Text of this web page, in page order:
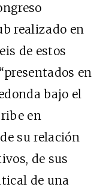
realizado en
de estos
en
bajo el
en
su relación
de sus
de una